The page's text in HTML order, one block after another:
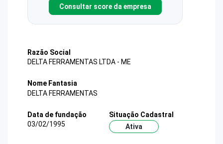
Consultar score da empresa
Razão Social
DELTA FERRAMENTAS LTDA - ME
Nome Fantasia
DELTA FERRAMENTAS
Data de fundação
03/02/1995
Situação Cadastral
Ativa